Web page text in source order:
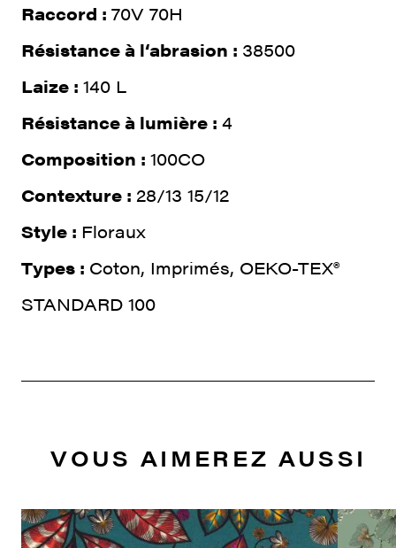
Raccord : 70V 70H
Résistance à l‘abrasion : 38500
Laize : 140 L
Résistance à lumière : 4
Composition : 100CO
Contexture : 28/13 15/12
Style : Floraux
Types : Coton, Imprimés, OEKO-TEX®
STANDARD 100
VOUS AIMEREZ AUSSI